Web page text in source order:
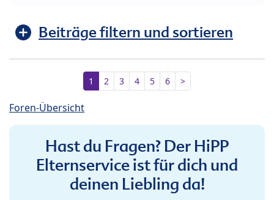
Beiträge filtern und sortieren
1 2 3 4 5 6 >
Foren-Übersicht
Hast du Fragen? Der HiPP
Elternservice ist für dich und
deinen Liebling da!